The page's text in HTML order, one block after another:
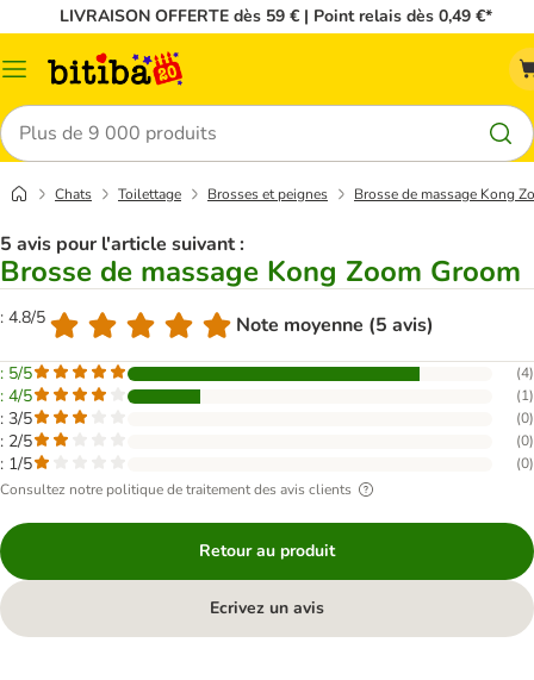
LIVRAISON OFFERTE dès 59 € | Point relais dès 0,49 €*
Menu
Rechercher
Chats Toilettage Brosses et peignes Brosse de massage Kong
5 avis pour l'article suivant :
Brosse de massage Kong Zoom Groom
: 4.8/5 Note moyenne (5 avis)
: 5/5 (4)
: 4/5 (1)
: 3/5 (0)
: 2/5 (0)
: 1/5 (0)
Consultez notre politique de traitement des avis clients
Retour au produit
Ecrivez un avis